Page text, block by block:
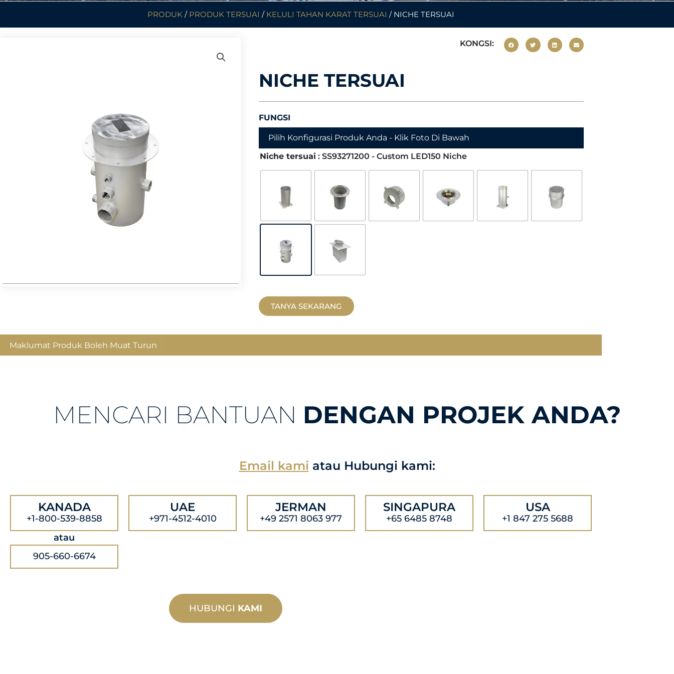
PRODUK / PRODUK TERSUAI / KELULI TAHAN KARAT TERSUAI / NICHE TERSUAI
KONGSI:
NICHE TERSUAI
FUNGSI
Pilih Konfigurasi Produk Anda - Klik Foto Di Bawah
Niche tersuai : SS93271200 - Custom LED150 Niche
TANYA SEKARANG
Maklumat Produk Boleh Muat Turun
MENCARI BANTUAN DENGAN PROJEK ANDA?
Email kami atau Hubungi kami:
KANADA
+1-800-539-8858
atau
905-660-6674
UAE
+971-4512-4010
JERMAN
+49 2571 8063 977
SINGAPURA
+65 6485 8748
USA
+1 847 275 5688
HUBUNGI KAMI